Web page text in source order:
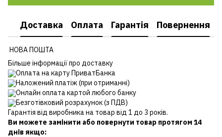
Доставка Оплата Гарантія Повернення
НОВА ПОШТА
Більше інформації про доставку
Оплата на карту ПриватБанка
Наложений платіж (при отриманні)
Онлайн оплата картой любого банку
Безготівковий розрахунок (з ПДВ)
Гарантія від виробника на товар від 1 до 3 років.
Ви можете замінити або повернути товар протягом 14
днів якщо: